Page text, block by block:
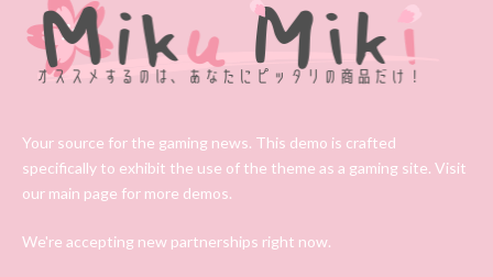
Your source for the gaming news. This demo is crafted
specifically to exhibit the use of the theme as a gaming site. Visit
our main page for more demos.
We're accepting new partnerships right now.